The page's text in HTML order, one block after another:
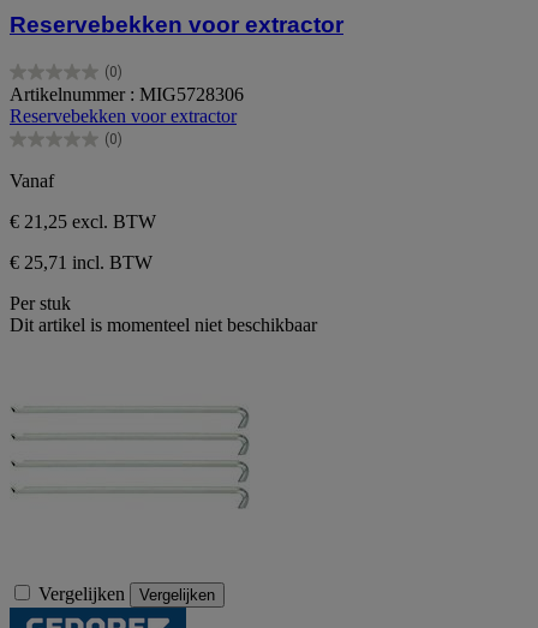
Reservebekken voor extractor
(0)
0.0
van
de
5
Artikelnummer : MIG5728306
Reservebekken voor extractor
(0)
0.0
van
de
5
sterren.
Vanaf
€ 21,25 excl. BTW
€ 25,71 incl. BTW
Per stuk
Dit artikel is momenteel niet beschikbaar
Vergelijken Vergelijken